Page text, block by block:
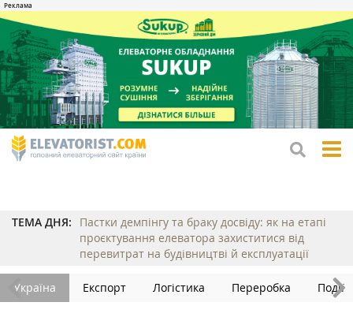
ТЕМА ДНЯ:
Пастки демпінгу та браку досвіду: як на етапі
проєктування елеватора захиститися від
перевитрат на будівництві й експлуатації
Україна Експорт Логістика Переробка Події